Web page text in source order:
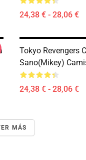
24,38 € - 28,06 €
Tokyo Revengers
Sano(Mikey)
24,38 € - 28,06 €
MÁS